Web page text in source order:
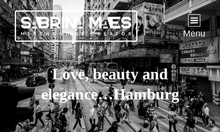
Menu
Love, beauty and
elegance…Hamburg